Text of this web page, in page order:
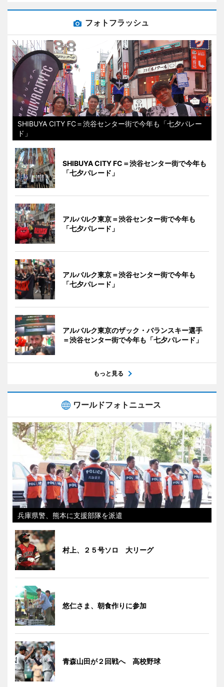
フォトフラッシュ
SHIBUYA CITY FC＝渋谷センター街で今年も「七夕パレー
ド」
SHIBUYA CITY FC＝渋谷センター街で今年も
「七夕パレード」
アルバルク東京＝渋谷センター街で今年も
「七夕パレード」
アルバルク東京＝渋谷センター街で今年も
「七夕パレード」
アルバルク東京のザック・バランスキー選手
＝渋谷センター街で今年も「七夕パレード」
もっと見る
ワールドフォトニュース
兵庫県警、熊本に支援部隊を派遣
村上、２５号ソロ 大リーグ
悠仁さま、朝食作りに参加
青森山田が２回戦へ 高校野球